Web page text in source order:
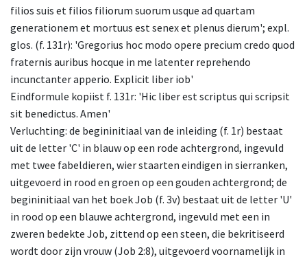
filios suis et filios filiorum suorum usque ad quartam
generationem et mortuus est senex et plenus dierum'; expl.
glos. (f. 131r): 'Gregorius hoc modo opere precium credo quod
fraternis auribus hocque in me latenter reprehendo
incunctanter apperio. Explicit liber iob'
Eindformule kopiist f. 131r: 'Hic liber est scriptus qui scripsit
sit benedictus. Amen'
Verluchting: de begininitiaal van de inleiding (f. 1r) bestaat
uit de letter 'C' in blauw op een rode achtergrond, ingevuld
met twee fabeldieren, wier staarten eindigen in sierranken,
uitgevoerd in rood en groen op een gouden achtergrond; de
begininitiaal van het boek Job (f. 3v) bestaat uit de letter 'U'
in rood op een blauwe achtergrond, ingevuld met een in
zweren bedekte Job, zittend op een steen, die bekritiseerd
wordt door zijn vrouw (Job 2:8), uitgevoerd voornamelijk in